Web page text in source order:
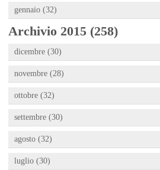
gennaio (32)
Archivio 2015 (258)
dicembre (30)
novembre (28)
ottobre (32)
settembre (30)
agosto (32)
luglio (30)